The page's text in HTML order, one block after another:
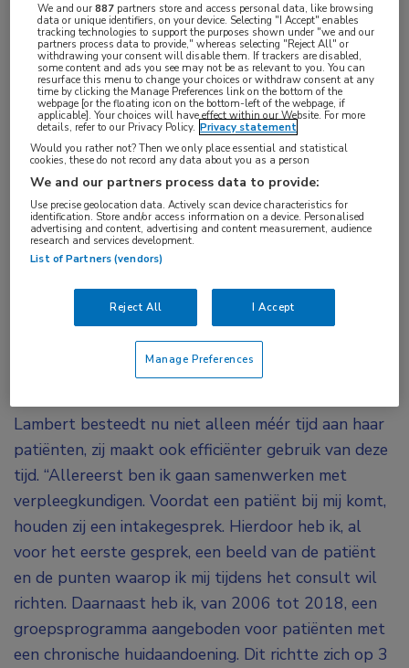
altijd samen. In mijn praktijk als dermatoloog zie ik
veel patiënten met psoriasis. Zo’n 10 tot 12 jaar
geleden waren er in korte tijd veel doorbraken op
het gebied van deze ziekte. Er kwamen nieuwe
geneesmiddelen op de markt, zoals biologicals, en er
ontstond meer inzicht in de etiologie. Zo leerden we
dat psoriasis niet enkel een huidaandoening is, maar
vaak samen voorkomt met bijvoorbeeld artritis,
cardiovasculair lijden en insulineresistentie. Mijn
proces in de spreekkamer was niet afgesteld op dit
brede beeld. Tijdens een consult van 15 minuten
kon ik onmogelijk al deze aspecten bespreken. Dat
was voor mij de aanleiding om het anders aan te
Tailored approach
Lambert besteedt nu niet alleen méér tijd aan haar
patiënten, zij maakt ook efficiënter gebruik van deze
tijd. “Allereerst ben ik gaan samenwerken met
verpleegkundigen. Voordat een patiënt bij mij komt,
houden zij een intakegesprek. Hierdoor heb ik, al
voor het eerste gesprek, een beeld van de patiënt
en de punten waarop ik mij tijdens het consult wil
richten. Daarnaast heb ik, van 2006 tot 2018, een
groepsprogramma aangeboden voor patiënten met
een chronische huidaandoening. Dit richtte zich op 3
We and our887 partners store and access personal data, like browsing
data or unique identifiers, on your device. Selecting "I Accept" enables
tracking technologies to support the purposes shown under "we and our
partners process data to provide," whereas selecting "Reject All" or
withdrawing your consent will disable them. If trackers are disabled,
some content and ads you see may not be as relevant to you. You can
resurface this menu to change your choices or withdraw consent at any
time by clicking the Manage Preferences link on the bottom of the
webpage [or the floating icon on the bottom-left of the webpage, if
applicable]. Your choices will have effect within our Website. For more
details, refer to our Privacy Policy. Privacy statement
Would you rather not? Then we only place essential and statistical
cookies, these do not record any data about you as a person
We and our partners process data to provide:
Use precise geolocation data. Actively scan device characteristics for
identification. Store and/or access information on a device. Personalised
advertising and content, advertising and content measurement, audience
research and services development.
List of Partners (vendors)
Reject All I Accept
Manage Preferences